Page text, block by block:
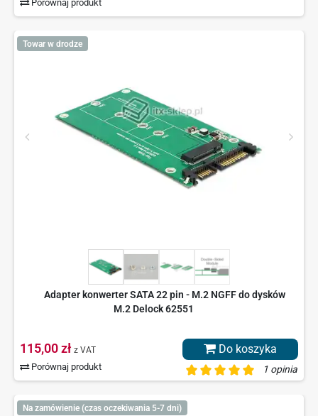
Porównaj produkt
Towar w drodze
1 opinia
Adapter konwerter SATA 22 pin - M.2 NGFF do dysków
M.2 Delock 62551
115,00 zł z VAT
Porównaj produkt
Do koszyka
Na zamówienie (czas oczekiwania 5-7 dni)